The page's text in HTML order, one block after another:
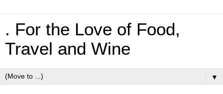
. For the Love of Food,
Travel and Wine
▼